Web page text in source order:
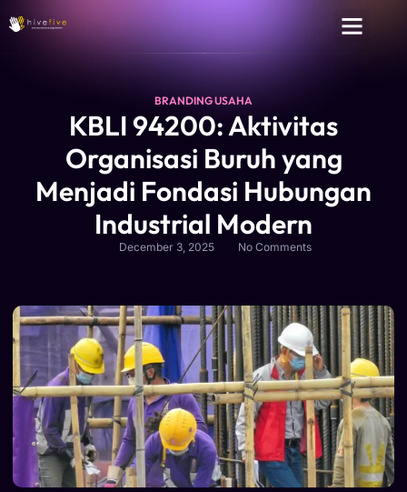
BRANDING USAHA
KBLI 94200: Aktivitas
Organisasi Buruh yang
Menjadi Fondasi Hubungan
Industrial Modern
December 3, 2025 No Comments